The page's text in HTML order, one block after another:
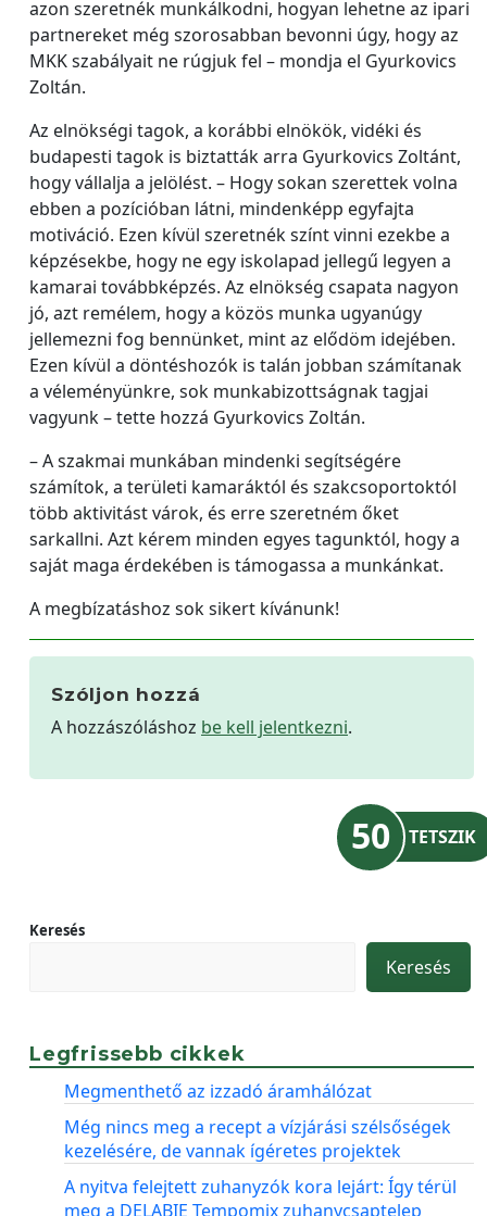
azon szeretnék munkálkodni, hogyan lehetne az ipari
partnereket még szorosabban bevonni úgy, hogy az
MKK szabályait ne rúgjuk fel – mondja el Gyurkovics
Zoltán.
Az elnökségi tagok, a korábbi elnökök, vidéki és
budapesti tagok is biztatták arra Gyurkovics Zoltánt,
hogy vállalja a jelölést. – Hogy sokan szerettek volna
ebben a pozícióban látni, mindenképp egyfajta
motiváció. Ezen kívül szeretnék színt vinni ezekbe a
képzésekbe, hogy ne egy iskolapad jellegű legyen a
kamarai továbbképzés. Az elnökség csapata nagyon
jó, azt remélem, hogy a közös munka ugyanúgy
jellemezni fog bennünket, mint az elődöm idejében.
Ezen kívül a döntéshozók is talán jobban számítanak
a véleményünkre, sok munkabizottságnak tagjai
vagyunk – tette hozzá Gyurkovics Zoltán.
– A szakmai munkában mindenki segítségére
számítok, a területi kamaráktól és szakcsoportoktól
több aktivitást várok, és erre szeretném őket
sarkallni. Azt kérem minden egyes tagunktól, hogy a
saját maga érdekében is támogassa a munkánkat.
A megbízatáshoz sok sikert kívánunk!
Szóljon hozzá
A hozzászóláshoz be kell jelentkezni.
50 TETSZIK
Keresés
Keresés
Legfrissebb cikkek
Megmenthető az izzadó áramhálózat
Még nincs meg a recept a vízjárási szélsőségek
kezelésére, de vannak ígéretes projektek
A nyitva felejtett zuhanyzók kora lejárt: Így térül
meg a DELABIE Tempomix zuhanycsaptelep